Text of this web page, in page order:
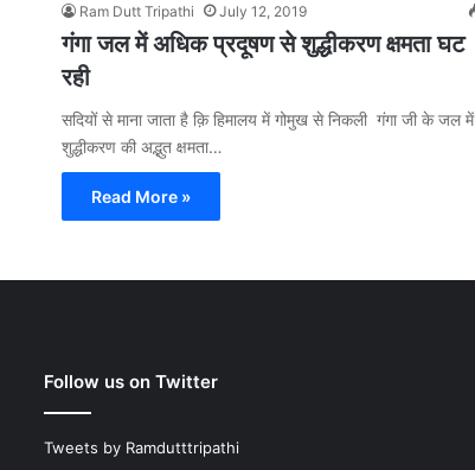
Ram Dutt Tripathi July 12, 2019
गंगा जल में अधिक प्रदूषण से शुद्धीकरण क्षमता घट
रही
सदियों से माना जाता है क़ि हिमालय में गोमुख से निकली गंगा जी के जल में
शुद्धीकरण की अद्भुत क्षमता…
Read More »
Follow us on Twitter
Tweets by Ramdutttripathi